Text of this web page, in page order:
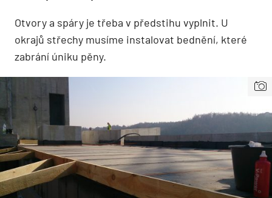
Otvory a spáry je třeba v předstihu vyplnit. U
okrajů střechy musíme instalovat bednění, které
zabrání úniku pěny.